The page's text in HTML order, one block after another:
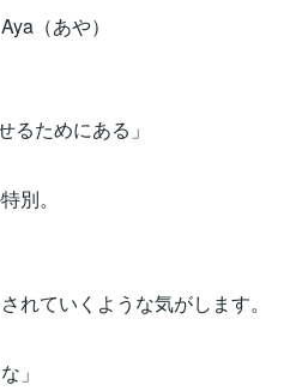
（あや）
るためにある」
別。
れていくような気がします。
」